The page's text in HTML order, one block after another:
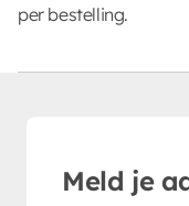
per bestelling.
Meld je